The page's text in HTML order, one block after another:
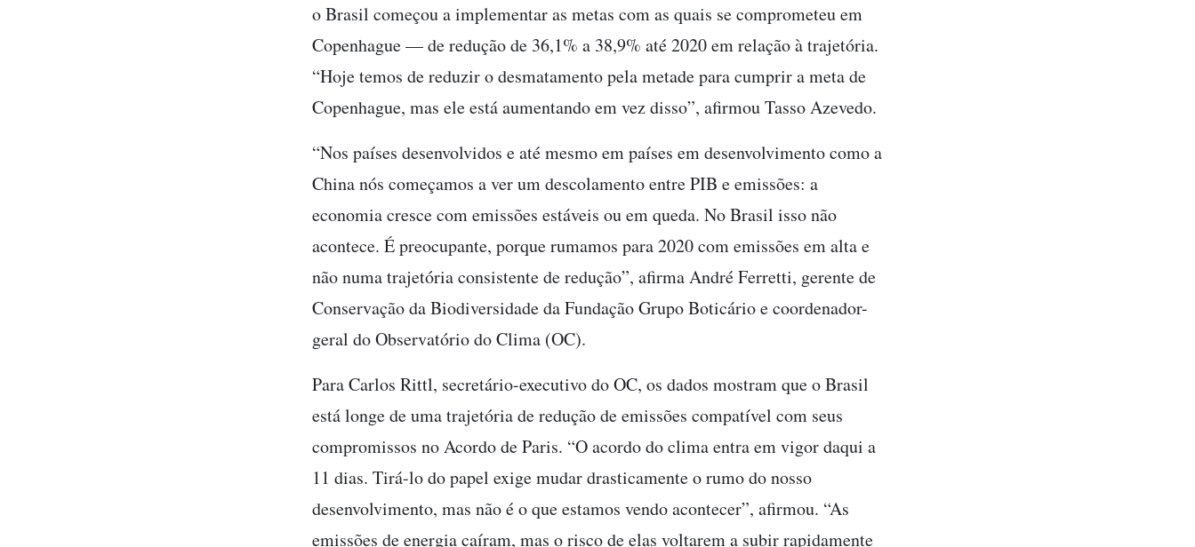
o Brasil começou a implementar as metas com as quais se comprometeu em
Copenhague — de redução de 36,1% a 38,9% até 2020 em relação à trajetória.
“Hoje temos de reduzir o desmatamento pela metade para cumprir a meta de
Copenhague, mas ele está aumentando em vez disso”, afirmou Tasso Azevedo.
“Nos países desenvolvidos e até mesmo em países em desenvolvimento como a
China nós começamos a ver um descolamento entre PIB e emissões: a
economia cresce com emissões estáveis ou em queda. No Brasil isso não
acontece. É preocupante, porque rumamos para 2020 com emissões em alta e
não numa trajetória consistente de redução”, afirma André Ferretti, gerente de
Conservação da Biodiversidade da Fundação Grupo Boticário e coordenador-
geral do Observatório do Clima (OC).
Para Carlos Rittl, secretário-executivo do OC, os dados mostram que o Brasil
está longe de uma trajetória de redução de emissões compatível com seus
compromissos no Acordo de Paris. “O acordo do clima entra em vigor daqui a
11 dias. Tirá-lo do papel exige mudar drasticamente o rumo do nosso
desenvolvimento, mas não é o que estamos vendo acontecer”, afirmou. “As
emissões de energia caíram, mas o risco de elas voltarem a subir rapidamente